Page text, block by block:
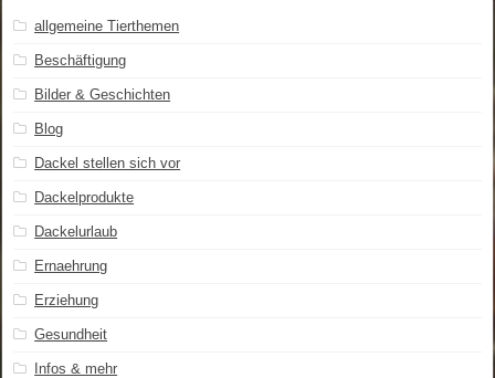
allgemeine Tierthemen
Beschäftigung
Bilder & Geschichten
Blog
Dackel stellen sich vor
Dackelprodukte
Dackelurlaub
Ernaehrung
Erziehung
Gesundheit
Infos & mehr